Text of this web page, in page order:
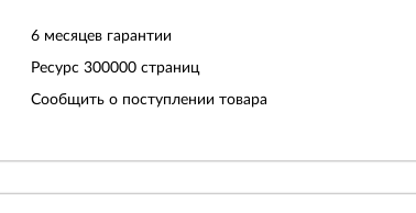
6 месяцев гарантии
Ресурс 300000 страниц
Сообщить о поступлении товара